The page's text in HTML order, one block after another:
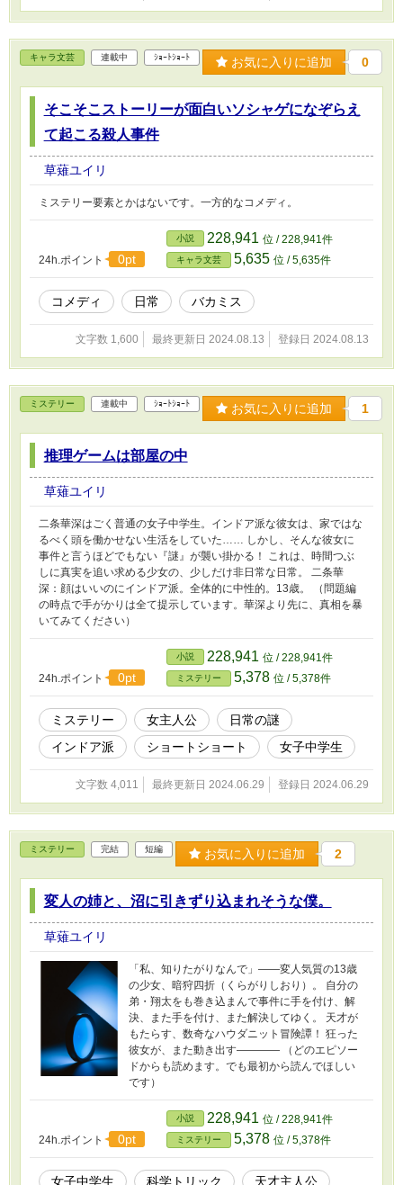
キャラ文芸 連載中 ｼｮｰﾄｼｮｰﾄ お気に入りに追加 0
そこそこストーリーが面白いソシャゲになぞらえ
て起こる殺人事件
草薙ユイリ
ミステリー要素とかはないです。一方的なコメディ。
24h.ポイント 0pt
小説 228,941 位 / 228,941件
キャラ文芸 5,635 位 / 5,635件
コメディ 日常 バカミス
文字数 1,600 最終更新日 2024.08.13 登録日 2024.08.13
ミステリー 連載中 ｼｮｰﾄｼｮｰﾄ お気に入りに追加 1
推理ゲームは部屋の中
草薙ユイリ
二条華深はごく普通の女子中学生。インドア派な彼女は、家ではな
るべく頭を働かせない生活をしていた…… しかし、そんな彼女に
事件と言うほどでもない『謎』が襲い掛かる！ これは、時間つぶ
しに真実を追い求める少女の、少しだけ非日常な日常。 二条華
深：顔はいいのにインドア派。全体的に中性的。13歳。 （問題編
の時点で手がかりは全て提示しています。華深より先に、真相を暴
いてみてください）
24h.ポイント 0pt
小説 228,941 位 / 228,941件
ミステリー 5,378 位 / 5,378件
ミステリー 女主人公
日常の謎
インドア派
ショートショート 女子中学生
文字数 4,011 最終更新日 2024.06.29 登録日 2024.06.29
ミステリー 完結 短編 お気に入りに追加 2
変人の姉と、沼に引きずり込まれそうな僕。
草薙ユイリ
「私、知りたがりなんで」――変人気質の13歳
の少女、暗狩四折（くらがりしおり）。 自分の
弟・翔太をも巻き込まんで事件に手を付け、解
決、また手を付け、また解決してゆく。 天才が
もたらす、数奇なハウダニット冒険譚！ 狂った
彼女が、また動き出す―――― （どのエピソー
ドからも読めます。でも最初から読んでほしい
です）
24h.ポイント 0pt
小説 228,941 位 / 228,941件
ミステリー 5,378 位 / 5,378件
女子中学生 科学トリック 天才主人公